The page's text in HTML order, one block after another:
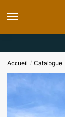
Accueil / Catalogue